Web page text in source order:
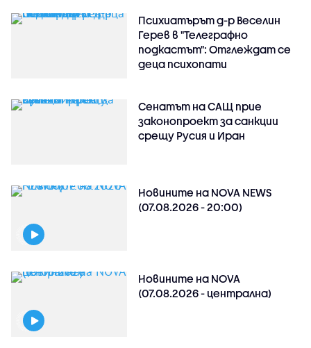
Психиатърът д-р Веселин
Герев в "Телеграфно
подкастът": Отглеждат се
деца психопати
Сенатът на САЩ прие
законопроект за санкции
срещу Русия и Иран
Новините на NOVA NEWS
(07.08.2026 - 20:00)
Новините на NOVA
(07.08.2026 - централна)